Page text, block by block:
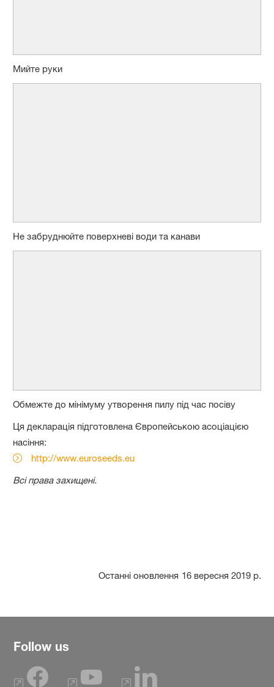
Мийте руки
Не забруднюйте поверхневі води та канави
Обмежте до мінімуму утворення пилу під час посіву
Ця декларація підготовлена Європейською асоціацією
насіння:
http://www.euroseeds.eu
Всі права захищені.
Останні оновлення 16 вересня 2019 р.
Follow us